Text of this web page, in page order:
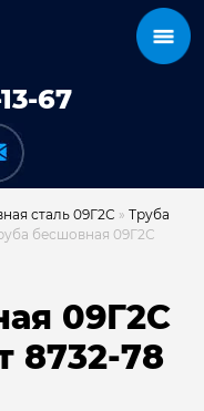
67
сталь 09Г2С » Труба
бесшовная 09Г2С
09Г2С
8732-78